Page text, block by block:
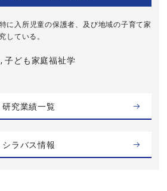
に入所児童の保護者、及び地域の子育て家
している。
子ども家庭福祉学
研究業績一覧
シラバス情報